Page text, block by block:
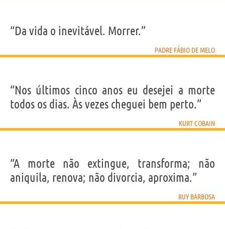
“Da vida o inevitável. Morrer.”
PADRE FÁBIO DE MELO
“Nos últimos cinco anos eu desejei a morte
todos os dias. Às vezes cheguei bem perto.”
KURT COBAIN
“A morte não extingue, transforma; não
aniquila, renova; não divorcia, aproxima.”
RUY BARBOSA